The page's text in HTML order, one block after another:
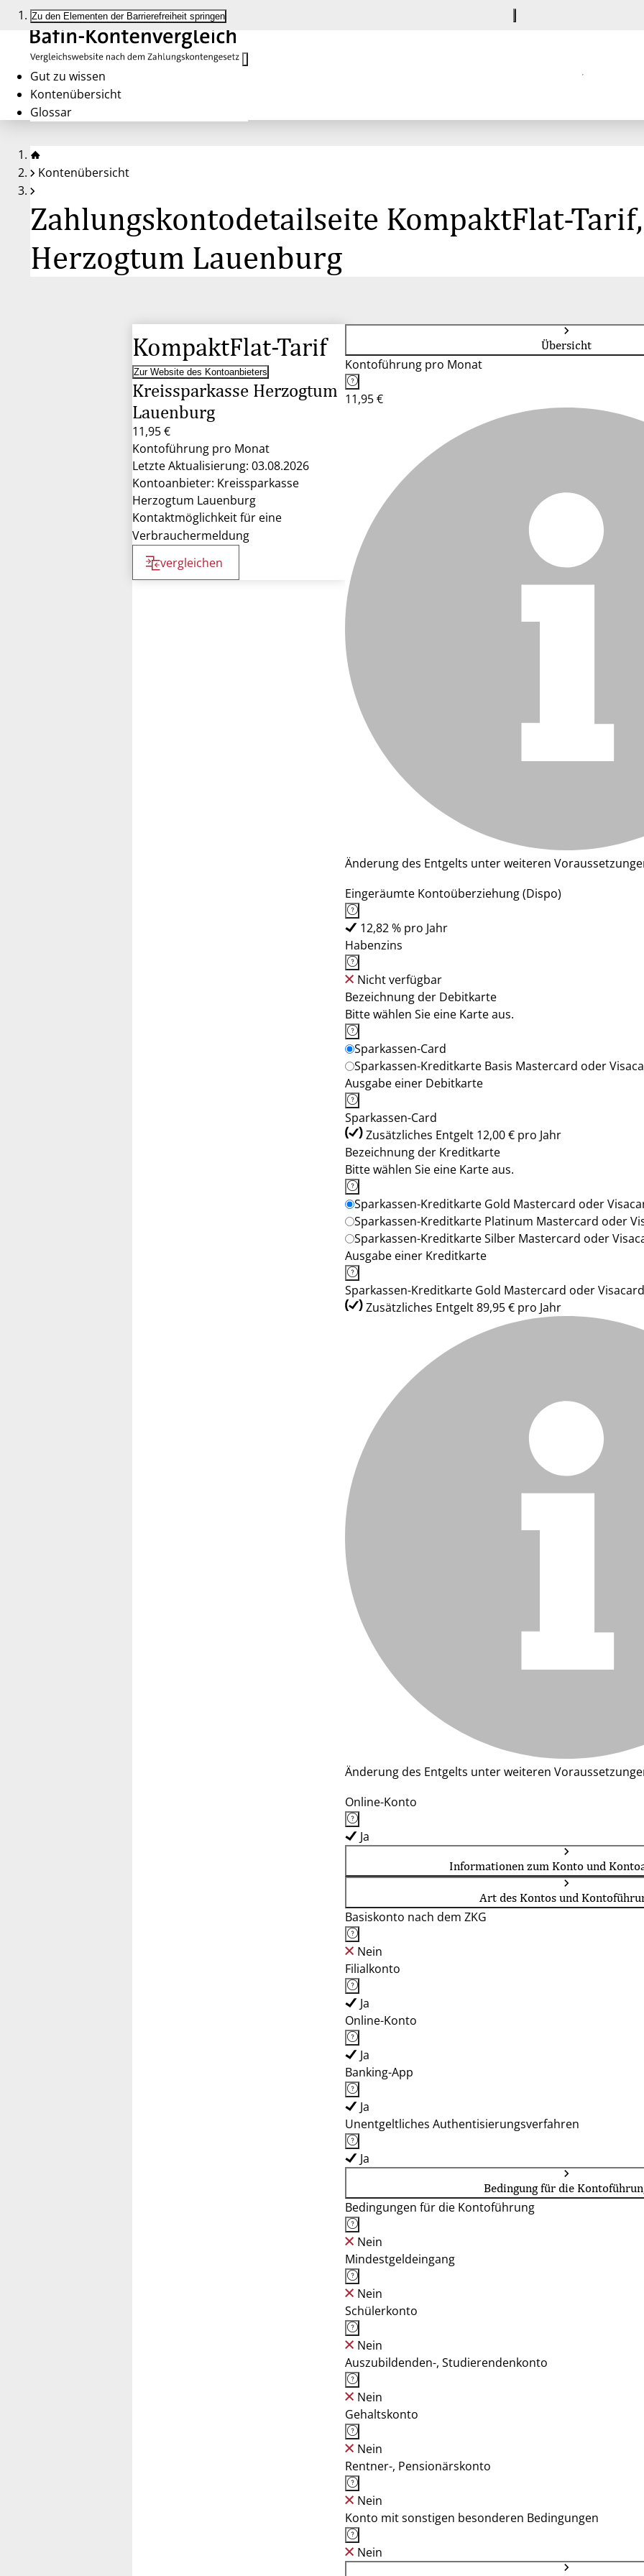
Zu den Elementen der Barrierefreiheit springen
Gut zu wissen
Kontenübersicht
Glossar
Kontenübersicht
Zahlungskontodetailseite KompaktFlat-
Herzogtum Lauenburg
KompaktFlat-Tarif
Zur Website des Kontoanbieters
Kreissparkasse Herzogtum
Lauenburg
11,95 €
Kontoführung pro Monat
Letzte Aktualisierung: 03.08.2026
Kontoanbieter: Kreissparkasse
Herzogtum Lauenburg
Kontaktmöglichkeit für eine
Verbrauchermeldung
vergleichen
Übersicht
Kontoführung pro Monat
11,95 €
Änderung des Entgelts unter weiteren
Eingeräumte Kontoüberziehung (Dispo)
12,82 % pro Jahr
Habenzins
Nicht verfügbar
Bezeichnung der Debitkarte
Bitte wählen Sie eine Karte aus.
Sparkassen-Card
Sparkassen-Kreditkarte Basis Mastercard oder
Ausgabe einer Debitkarte
Sparkassen-Card
Zusätzliches Entgelt 12,00 € pro Jahr
Bezeichnung der Kreditkarte
Bitte wählen Sie eine Karte aus.
Sparkassen-Kreditkarte Gold Mastercard oder
Sparkassen-Kreditkarte Platinum Mastercard oder
Sparkassen-Kreditkarte Silber Mastercard oder
Ausgabe einer Kreditkarte
Sparkassen-Kreditkarte Gold Mastercard oder Visacard
Zusätzliches Entgelt 89,95 € pro Jahr
Änderung des Entgelts unter weiteren
Online-Konto
Ja
Informationen zum Konto und
Art des Kontos und
Basiskonto nach dem ZKG
Nein
Filialkonto
Ja
Online-Konto
Ja
Banking-App
Ja
Unentgeltliches Authentisierungsverfahren
Ja
Bedingung für die
Bedingungen für die Kontoführung
Nein
Mindestgeldeingang
Nein
Schülerkonto
Nein
Auszubildenden-, Studierendenkonto
Nein
Gehaltskonto
Nein
Rentner-, Pensionärskonto
Nein
Konto mit sonstigen besonderen Bedingungen
Nein